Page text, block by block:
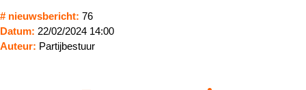
# nieuwsbericht: 76
Datum: 22/02/2024 14:00
Auteur: Partijbestuur